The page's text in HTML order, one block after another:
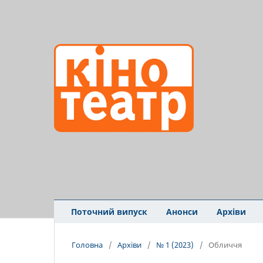
Поточний випуск Анонси Архіви
Головна / Архіви / № 1 (2023) / Обличчя